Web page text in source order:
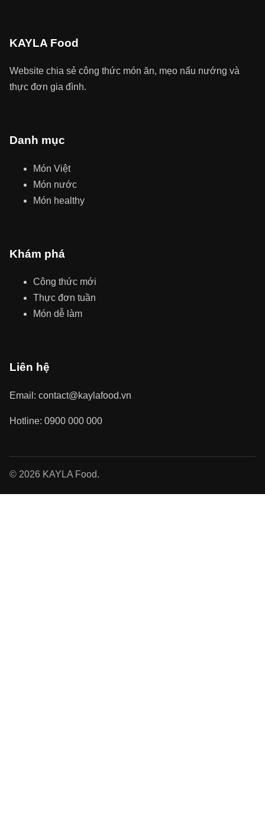
KAYLA Food
Website chia sẻ công thức món ăn, mẹo nấu nướng và
thực đơn gia đình.
Danh mục
Món Việt
Món nước
Món healthy
Khám phá
Công thức mới
Thực đơn tuần
Món dễ làm
Liên hệ
Email: contact@kaylafood.vn
Hotline: 0900 000 000
© 2026 KAYLA Food.